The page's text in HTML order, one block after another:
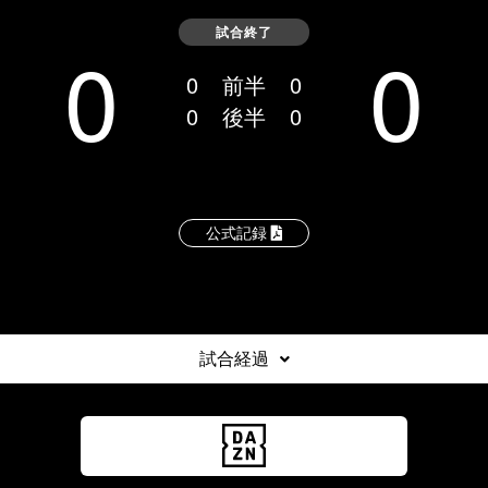
試合終了
0 0 前半
0
0
後半 0 0
公式記録
試合経過